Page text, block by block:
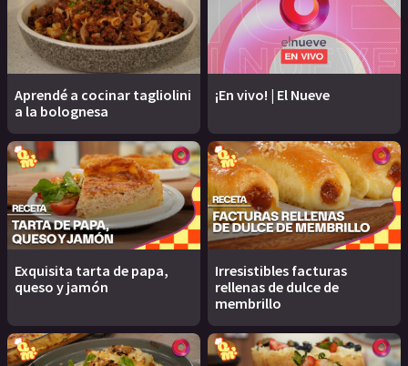
Aprendé a cocinar tagliolini
a la bolognesa
¡En vivo! | El Nueve
Exquisita tarta de papa,
queso y jamón
Irresistibles facturas
rellenas de dulce de
membrillo